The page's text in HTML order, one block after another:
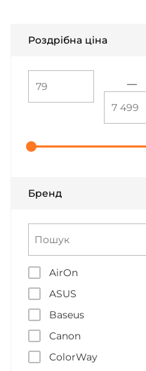
Роздрібна ціна
—
Бренд
AirOn
ASUS
Baseus
Canon
ColorWay